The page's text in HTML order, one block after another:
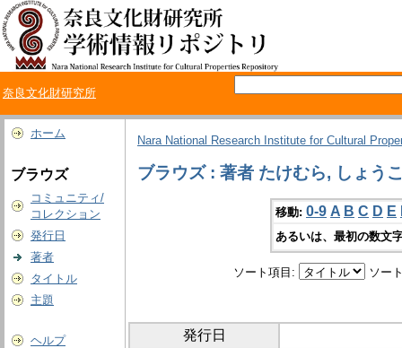
奈良文化財研究所
ホーム
ブラウズ
コミュニティ/
コレクション
発行日
著者
タイトル
主題
ヘルプ
Nara National Research Institute for Cultural
ブラウズ : 著者 たけむら, しょう
移動: 0-9 A B C D E
あるいは、最初の数文
ソート項目: ソー
発行日